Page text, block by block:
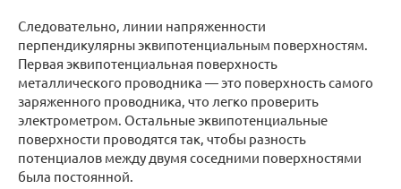
Следовательно, линии напряженности
перпендикулярны эквипотенциальным поверхностям.
Первая эквипотенциальная поверхность
металлического проводника — это поверхность самого
заряженного проводника, что легко проверить
электрометром. Остальные эквипотенциальные
поверхности проводятся так, чтобы разность
потенциалов между двумя соседними поверхностями
была постоянной.